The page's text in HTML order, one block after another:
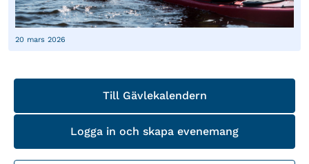
20 mars 2026
Till Gävlekalendern
Logga in och skapa evenemang